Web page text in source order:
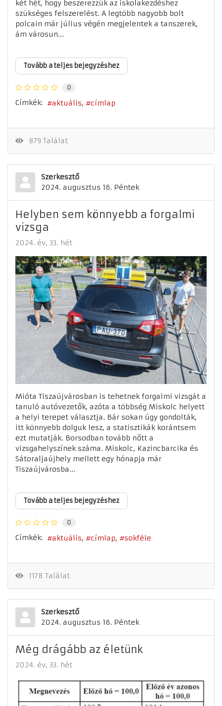
két hét, hogy beszerezzük az iskolakezdéshez
szükséges felszerelést. A legtöbb nagyobb bolt
polcain már július végén megjelentek a tanszerek,
ám városun...
Tovább a teljes bejegyzéshez
0
Címkék: aktuális címlap
879 Találat
Szerkesztő
2024. augusztus 16. Péntek
Helyben sem könnyebb a forgalmi
vizsga
2024. év 33. hét
Mióta Tiszaújvárosban is tehetnek forgalmi vizsgát a
tanuló autóvezetők, azóta a többség Miskolc helyett
a helyi terepet választja. Bár sokan úgy gondolták,
itt könnyebb dolguk lesz, a statisztikák korántsem
ezt mutatják. Borsodban tovább nőtt a
vizsgahelyszínek száma. Miskolc, Kazincbarcika és
Sátoraljaújhely mellett egy hónapja már
Tiszaújvárosba...
Tovább a teljes bejegyzéshez
0
Címkék: aktuális címlap sokféle
1178 Találat
Szerkesztő
2024. augusztus 16. Péntek
Még drágább az életünk
2024. év 33. hét